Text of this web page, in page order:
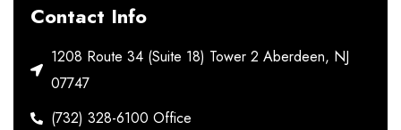
Contact Info
1208 Route 34 (Suite 18) Tower 2 Aberdeen, NJ
07747
(732) 328-6100 Office